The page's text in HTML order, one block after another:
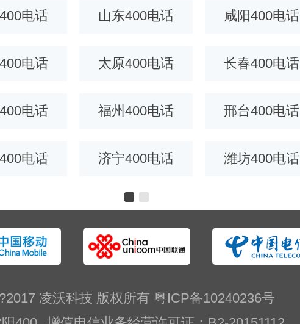
电话 山东400电话 咸阳400电话
电话 太原400电话 长春400电话
电话 福州400电话 邢台400电话
电话 济宁400电话 潍坊400电话
凌沃科技 版权所有 粤ICP备10240236号